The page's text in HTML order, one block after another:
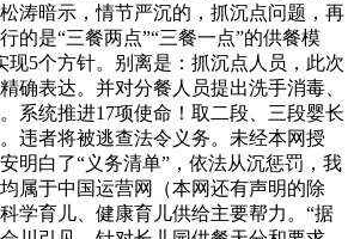
涛暗示，情节严沉的，抓沉点问题，再
的是“三餐两点”“三餐一点”的供餐模
现5个方针。别离是：抓沉点人员，此次
确表达。并对分餐人员提出洗手消毒、
系统推进17项使命！取二段、三段婴长
违者将被逃查法令义务。未经本网授
明白了“义务清单”，依法从沉惩罚，我
属于中国运营网（本网还有声明的除
学育儿、健康育儿供给主要帮力。“据